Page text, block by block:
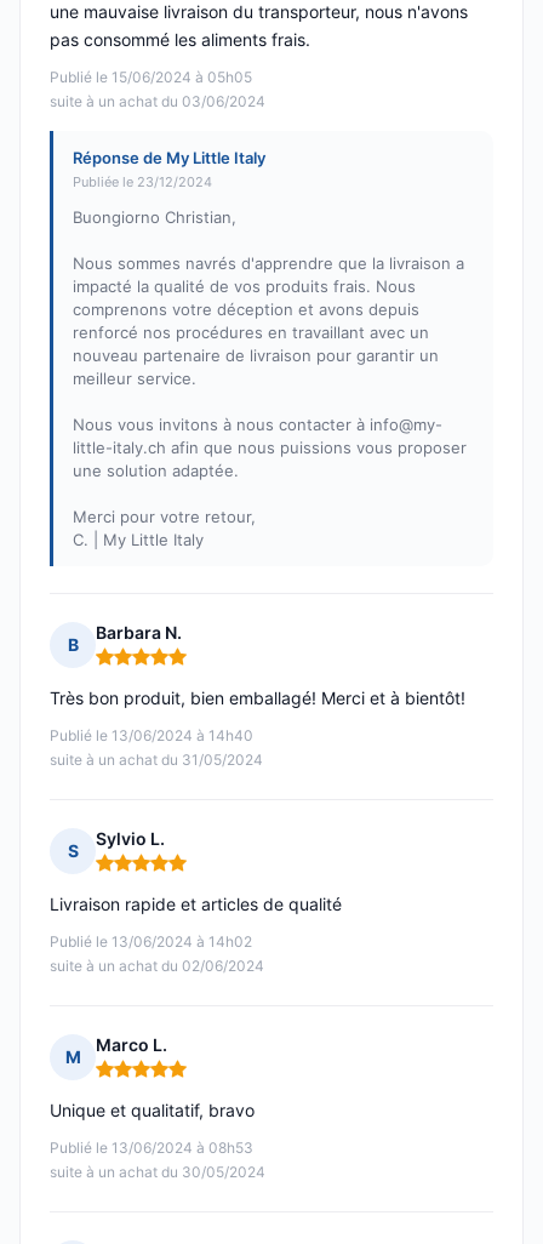
Publié le 15/06/2024 à 05h05
suite à un achat du 03/06/2024
une mauvaise livraison du transporteur, nous n'avons
pas consommé les aliments frais.
Réponse de My Little Italy
Publiée le 23/12/2024
Buongiorno Christian,
Nous sommes navrés d'apprendre que la livraison a
impacté la qualité de vos produits frais. Nous
comprenons votre déception et avons depuis
renforcé nos procédures en travaillant avec un
nouveau partenaire de livraison pour garantir un
meilleur service.
Nous vous invitons à nous contacter à info@my-
little-italy.ch afin que nous puissions vous proposer
une solution adaptée.
Merci pour votre retour,
C. | My Little Italy
B
Barbara N.
Note : 5 sur 5
Publié le 13/06/2024 à 14h40
suite à un achat du 31/05/2024
Très bon produit, bien emballagé! Merci et à bientôt!
S
Sylvio L.
Note : 5 sur 5
Publié le 13/06/2024 à 14h02
suite à un achat du 02/06/2024
Livraison rapide et articles de qualité
M
Marco L.
Note : 5 sur 5
Publié le 13/06/2024 à 08h53
suite à un achat du 30/05/2024
Unique et qualitatif, bravo